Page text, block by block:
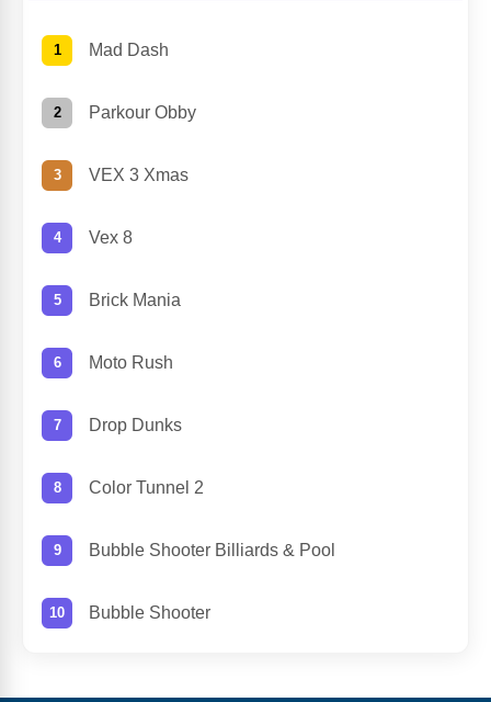
Mad Dash
Parkour Obby
VEX 3 Xmas
Vex 8
Brick Mania
Moto Rush
Drop Dunks
Color Tunnel 2
Bubble Shooter Billiards & Pool
Bubble Shooter